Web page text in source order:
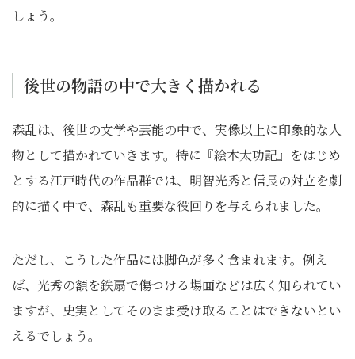
しょう。
後世の物語の中で大きく描かれる
森乱は、後世の文学や芸能の中で、実像以上に印象的な人
物として描かれていきます。特に『絵本太功記』をはじめ
とする江戸時代の作品群では、明智光秀と信長の対立を劇
的に描く中で、森乱も重要な役回りを与えられました。
ただし、こうした作品には脚色が多く含まれます。例え
ば、光秀の額を鉄扇で傷つける場面などは広く知られてい
ますが、史実としてそのまま受け取ることはできないとい
えるでしょう。